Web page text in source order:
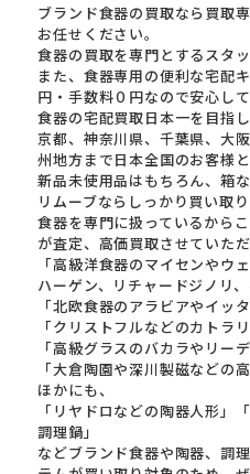
ブランド食器の買取なら買取
お任せください。
食器の買取を専門とするスタ
また、食器専用の便利な宅配
円・手数料０円なので安心し
食器の宅配買取日本一を目指
京都、神奈川県、千葉県、大
州地方まで日本全国のお客様
新品未使用品はもちろん、箱
リムーブならしっかり買い取り
食器を専門に扱っているから
が査定、高価買取させていた
「高級洋食器のマイセンやウ
ハーゲン、リチャードジノリ
「北欧食器のアラビアやイッ
「クリストフルなどのカトラリ
「高級グラスのバカラやリーデ
「大倉陶園や深川製磁などの
ほかにも、
「リヤドロなどの陶器人形」
調理鍋」
などブランド食器や陶器、調